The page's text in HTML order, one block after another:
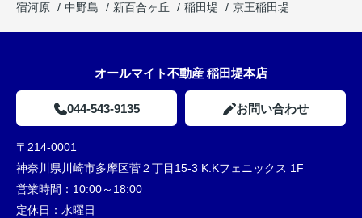
宿河原
中野島 新百合ヶ丘 稲田堤 京王稲田堤
オールマイト不動産 稲田堤本店
044-543-9135 お問い合わせ
〒214-0001
神奈川県川崎市多摩区菅２丁目15-3 K.Kフェニックス 1F
営業時間： 10:00～18:00
定休日： 水曜日